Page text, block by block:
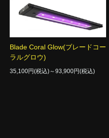
Blade Coral Glow(ブレードコー
ラルグロウ)
35,100円(税込)～93,900円(税込)